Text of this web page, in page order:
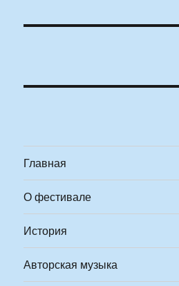
Главная
О фестивале
История
Авторская музыка